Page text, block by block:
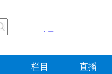
栏目 直播